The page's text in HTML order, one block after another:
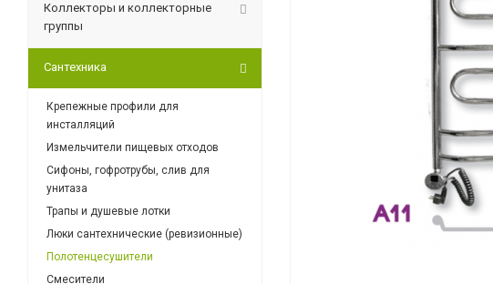
Коллекторы и коллекторные
группы
Сантехника
Крепежные профили для
инсталляций
Измельчители пищевых отходов
Сифоны, гофротрубы, слив для
унитаза
Трапы и душевые лотки
Люки сантехнические (ревизионные)
Полотенцесушители
Смесители